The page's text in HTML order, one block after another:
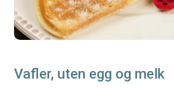
Vafler, uten egg og melk